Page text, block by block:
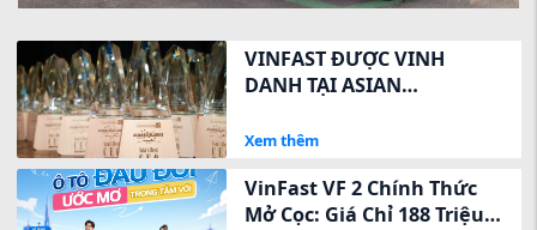
VINFAST ĐƯỢC VINH
DANH TẠI ASIAN
VỀ QUAN HỆ NHÀ ĐẦU TƯ
Xem thêm
VinFast VF 2 Chính Thức
Mở Cọc: Giá Chỉ 188 Triệu,